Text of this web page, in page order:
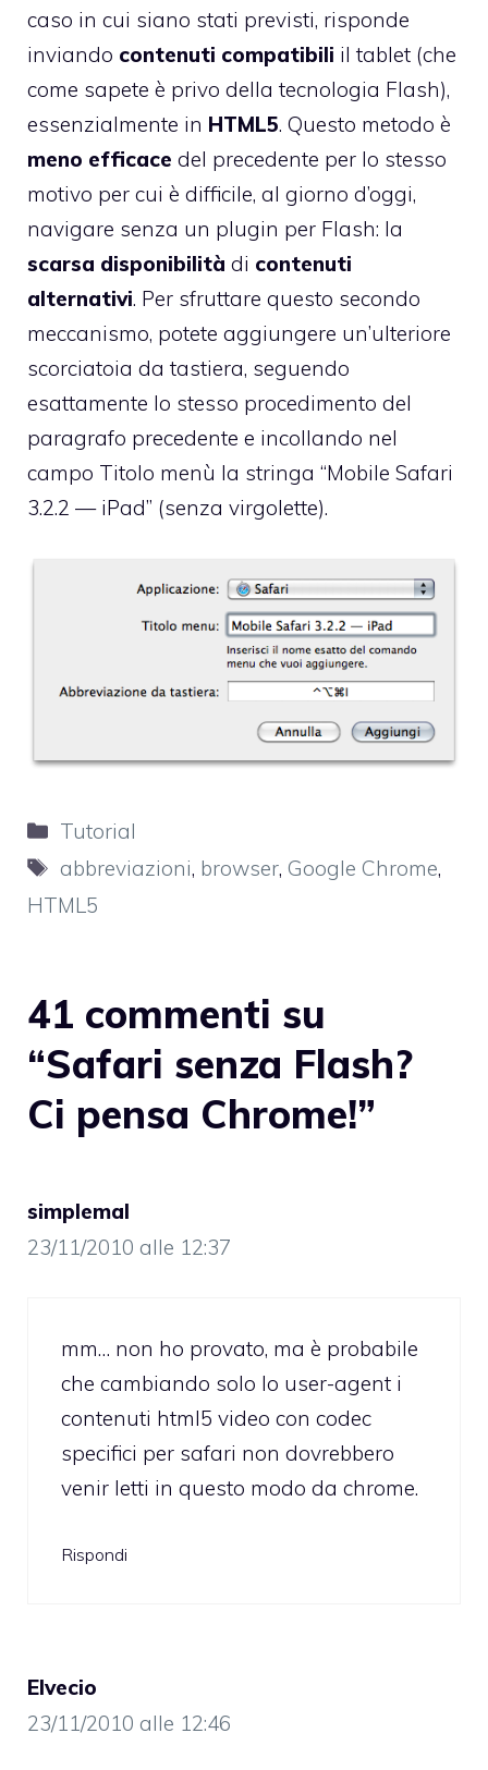
caso in cui siano stati previsti, risponde
inviando contenuti compatibili il tablet (che
come sapete è privo della tecnologia Flash),
essenzialmente in HTML5. Questo metodo è
meno efficace del precedente per lo stesso
motivo per cui è difficile, al giorno d’oggi,
navigare senza un plugin per Flash: la
scarsa disponibilità di contenuti
alternativi. Per sfruttare questo secondo
meccanismo, potete aggiungere un’ulteriore
scorciatoia da tastiera, seguendo
esattamente lo stesso procedimento del
paragrafo precedente e incollando nel
campo Titolo menù la stringa “Mobile Safari
3.2.2 — iPad” (senza virgolette).
Categorie
Tutorial
Tag
abbreviazioni, browser, Google Chrome,
HTML5
41 commenti su
“Safari senza Flash?
Ci pensa Chrome!”
simplemal
23/11/2010 alle 12:37
mm… non ho provato, ma è probabile
che cambiando solo lo user-agent i
contenuti html5 video con codec
specifici per safari non dovrebbero
venir letti in questo modo da chrome.
Rispondi
Elvecio
23/11/2010 alle 12:46